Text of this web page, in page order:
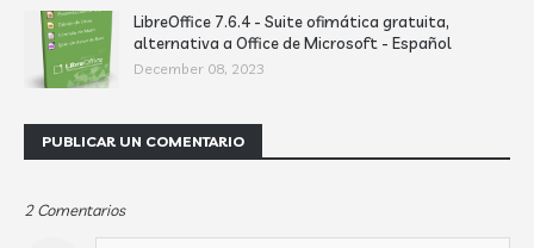
LibreOffice 7.6.4 - Suite ofimática gratuita,
alternativa a Office de Microsoft - Español
December 08, 2023
PUBLICAR UN COMENTARIO
2 Comentarios